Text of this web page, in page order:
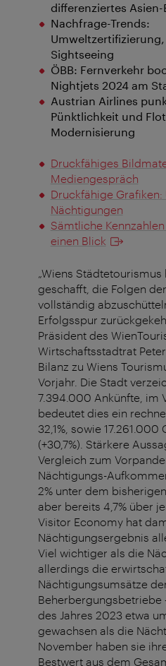
differenziertes Asien-
Nachfrage-Trends:
Sightseeing
ÖBB: Fernverkehr
Nightjets 2024 am
Austrian Airlines
Pünktlichkeit und
Modernisierung
Druckfähiges
Mediengespräch
Druckfähige Grafiken:
Nächtigungen
Sämtliche
einen Blick
„Wiens Städtetourismus
geschafft, die Folgen
vollständig
Erfolgsspur
Präsident des
Wirtschaftsstadtrat
Bilanz zu Wiens
Vorjahr. Die Stadt
7.394.000 Ankünfte, im
bedeutet dies ein
32,1%, sowie
(+30,7%). Stärkere
Vergleich zum
Nächtigungs-
2% unter dem
aber bereits 4,7% über
Visitor Economy hat
Nächtigungsergebnis
Viel wichtiger als die
allerdings die
Nächtigungsumsätze
Beherbergungsbetriebe
des Jahres 2023 etwa
gewachsen als die
November haben sie
Bestwert aus dem